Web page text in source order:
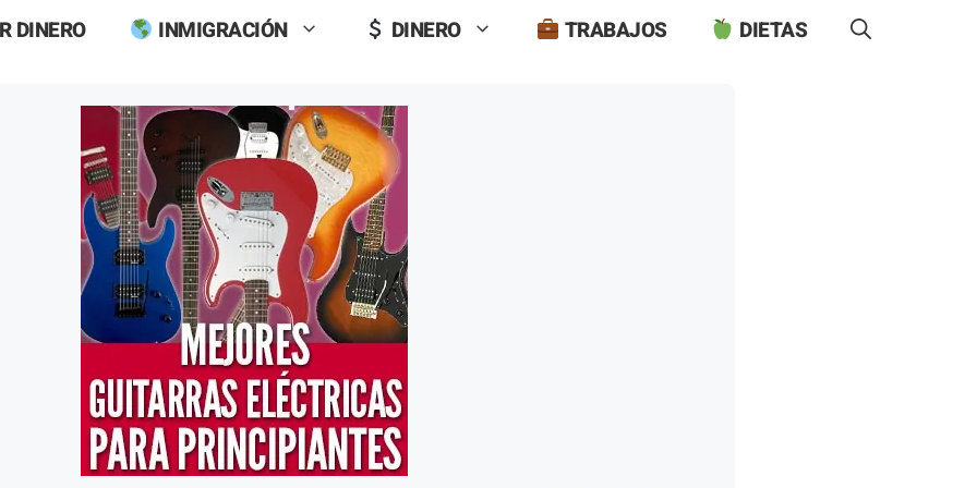
DINERO INMIGRACIÓN DINERO TRABAJOS DIETAS